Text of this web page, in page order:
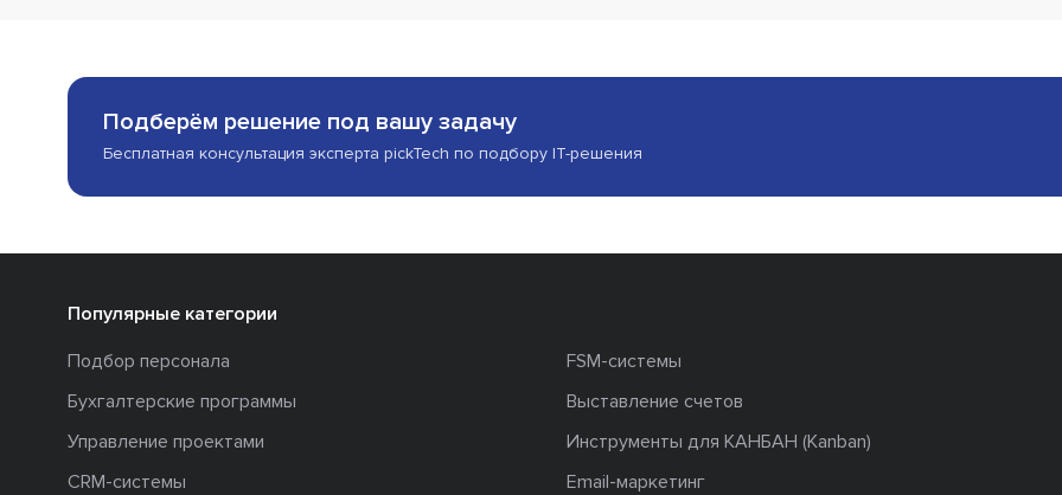
Подберём решение под вашу задачу
Бесплатная консультация эксперта pickTech по подбору IT-решения
Популярные категории
Подбор персонала
FSM-системы
Бухгалтерские программы
Выставление счетов
Управление проектами
Инструменты для КАНБАН (Kanban)
CRM-системы
Email-маркетинг